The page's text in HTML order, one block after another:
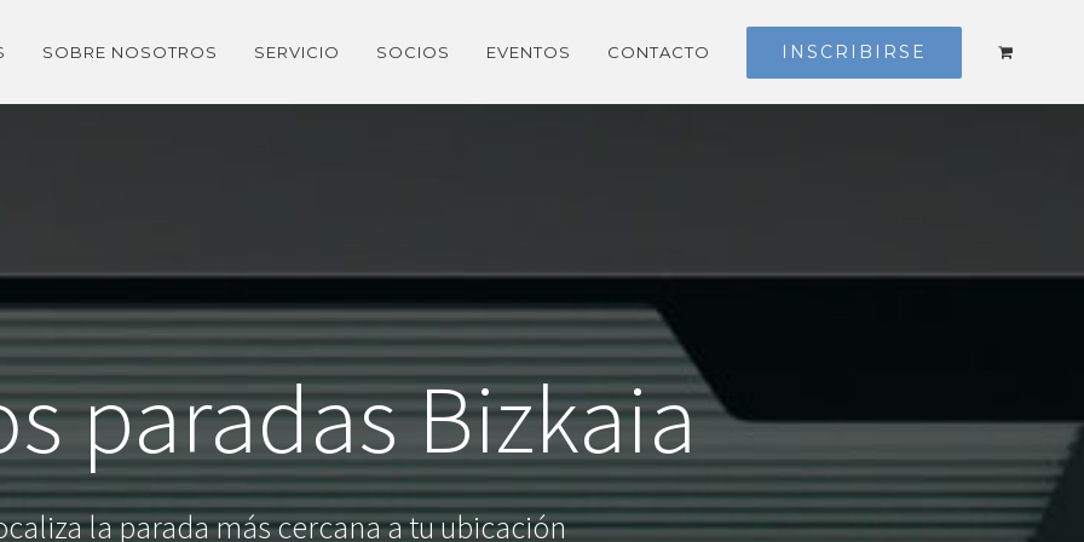
SOBRE NOSOTROS SERVICIO SOCIOS EVENTOS CONTACTO INSCRIBIRSE
paradas Bizkaia
la parada más cercana a tu ubicación